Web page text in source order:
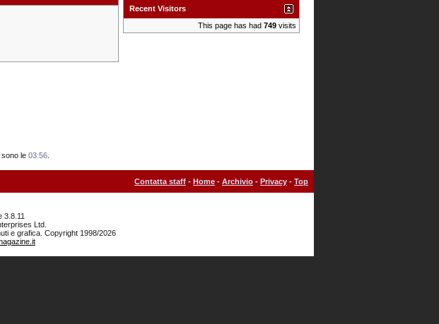
Recent Visitors
This page has had 749 visits
le 03:56
Contatta staff - Home - Archivio - Privacy - Top
3.8.11
Ltd.
e grafica. Copyright 1998/2026